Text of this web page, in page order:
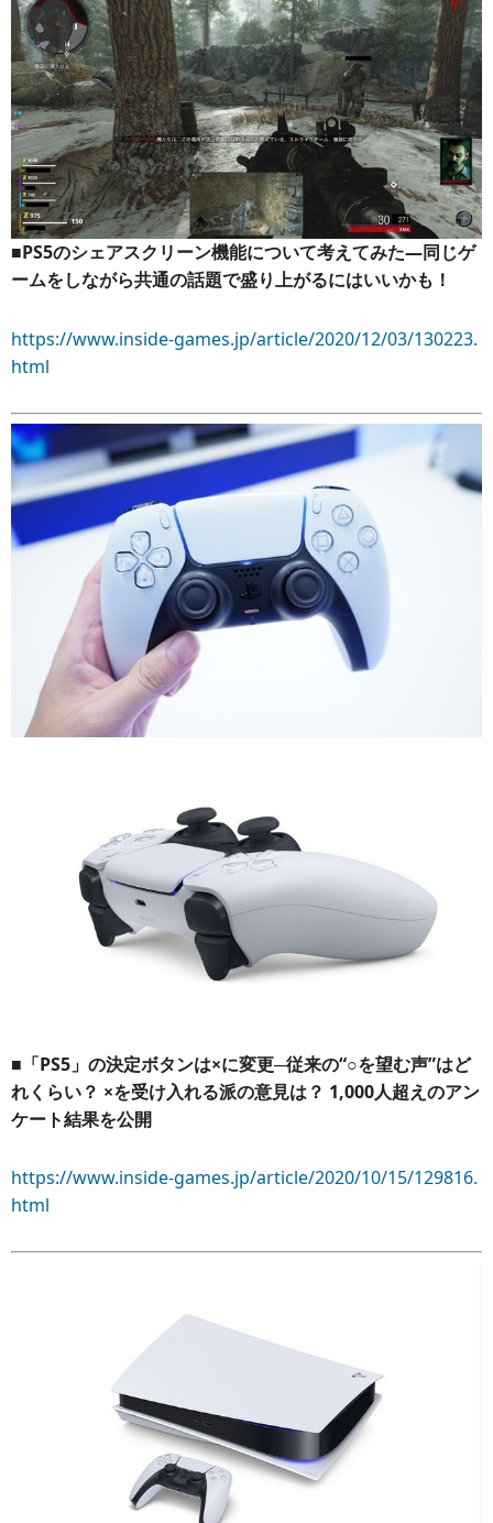
■PS5のシェアスクリーン機能について考えてみた―同じゲ
ームをしながら共通の話題で盛り上がるにはいいかも！
https://www.inside-games.jp/article/2020/12/03/130223.
html
■「PS5」の決定ボタンは×に変更─従来の“○を望む声”はど
れくらい？ ×を受け入れる派の意見は？ 1,000人超えのアン
ケート結果を公開
https://www.inside-games.jp/article/2020/10/15/129816.
html